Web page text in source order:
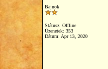
Bajnok
Státusz: Offline
Üzenetek: 353
Dátum: Apr 13, 2020